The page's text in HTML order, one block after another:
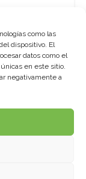
como las
dispositivo. El
datos como el
en este sitio.
negativamente a
this